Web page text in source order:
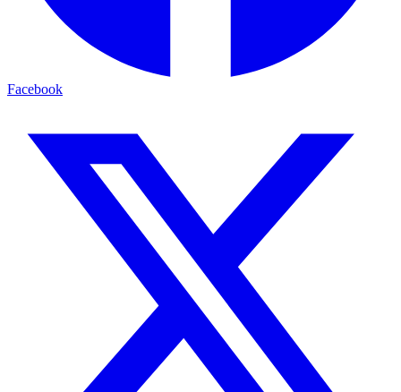
Facebook